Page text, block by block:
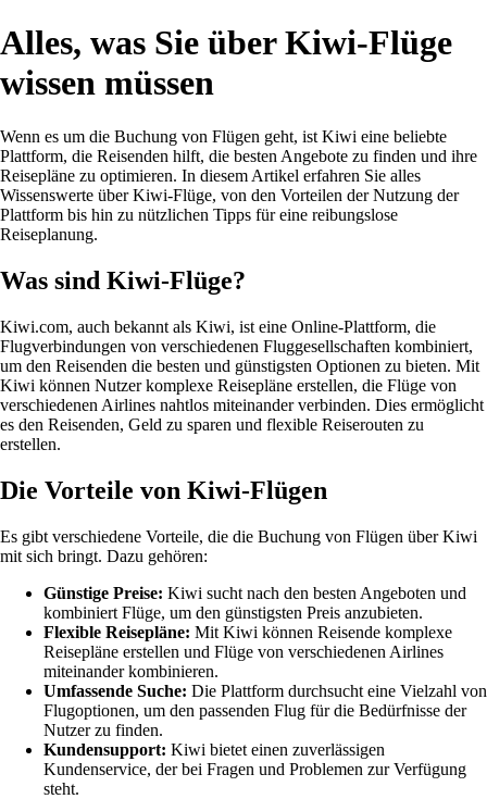
Alles, was Sie über Kiwi-Flüge
wissen müssen
Wenn es um die Buchung von Flügen geht, ist Kiwi eine beliebte
Plattform, die Reisenden hilft, die besten Angebote zu finden und ihre
Reisepläne zu optimieren. In diesem Artikel erfahren Sie alles
Wissenswerte über Kiwi-Flüge, von den Vorteilen der Nutzung der
Plattform bis hin zu nützlichen Tipps für eine reibungslose
Reiseplanung.
Was sind Kiwi-Flüge?
Kiwi.com, auch bekannt als Kiwi, ist eine Online-Plattform, die
Flugverbindungen von verschiedenen Fluggesellschaften kombiniert,
um den Reisenden die besten und günstigsten Optionen zu bieten. Mit
Kiwi können Nutzer komplexe Reisepläne erstellen, die Flüge von
verschiedenen Airlines nahtlos miteinander verbinden. Dies ermöglicht
es den Reisenden, Geld zu sparen und flexible Reiserouten zu
erstellen.
Die Vorteile von Kiwi-Flügen
Es gibt verschiedene Vorteile, die die Buchung von Flügen über Kiwi
mit sich bringt. Dazu gehören:
Günstige Preise: Kiwi sucht nach den besten Angeboten und
kombiniert Flüge, um den günstigsten Preis anzubieten.
Flexible Reisepläne: Mit Kiwi können Reisende komplexe
Reisepläne erstellen und Flüge von verschiedenen Airlines
miteinander kombinieren.
Umfassende Suche: Die Plattform durchsucht eine Vielzahl von
Flugoptionen, um den passenden Flug für die Bedürfnisse der
Nutzer zu finden.
Kundensupport: Kiwi bietet einen zuverlässigen
Kundenservice, der bei Fragen und Problemen zur Verfügung
steht.